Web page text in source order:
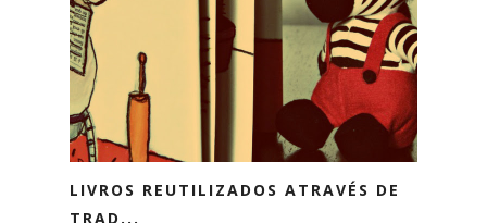
LIVROS REUTILIZADOS ATRAVÉS DE
TRAD...